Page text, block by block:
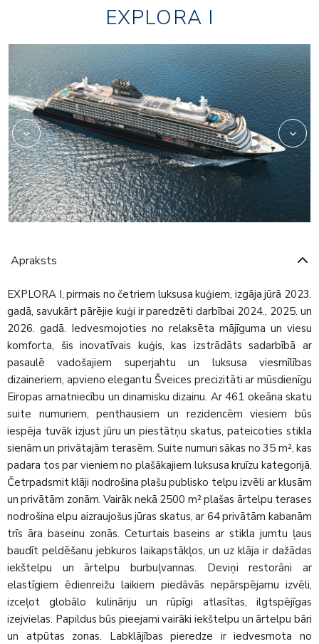
EXPLORA I
Lobby_01_1
Apraksts
EXPLORA I, pirmais no četriem luksusa kuģiem, izgāja jūrā 2023.
gadā, savukārt pārējie kuģi ir paredzēti darbībai 2024., 2025. un
2026. gadā. Iedvesmojoties no relaksēta mājīguma un viesu
komforta, šis inovatīvais kuģis, kas izstrādāts sadarbībā ar
pasaulē vadošajiem superjahtu un luksusa viesmīlības
dizaineriem, apvieno elegantu Šveices precizitāti ar mūsdienīgu
Eiropas amatniecību un dinamisku dizainu. Ar 461 okeāna skatu
suite numuriem, penthausiem un rezidencēm viesiem būs
iespēja tuvāk izjust jūru un piestātņu skatus, pateicoties stikla
sienām un privātajām terasēm. Suite numuri sākas no 35 m², kas
padara tos par vieniem no plašākajiem luksusa kruīzu kategorijā.
Četrpadsmit klāji nodrošina plašu publisko telpu izvēli ar klusām
un privātām zonām. Vairāk nekā 2500 m² plašas ārtelpu terases
nodrošina elpu aizraujošus jūras skatus, ar 64 privātām kabanām
trīs āra baseinu zonās. Ceturtais baseins ar stikla jumtu ļaus
baudīt peldēšanu jebkuros laikapstākļos, un uz klāja ir dažādas
iekštelpu un ārtelpu burbuļvannas. Deviņi restorāni ar
elastīgiem ēdienreižu laikiem piedāvās nepārspējamu izvēli,
izceļot globālo kulināriju un rūpīgi atlasītas, ilgtspējīgas
izejvielas. Papildus būs pieejami vairāki iekštelpu un ārtelpu bāri
un atpūtas zonas. Labklājības pieredze ir iedvesmota no